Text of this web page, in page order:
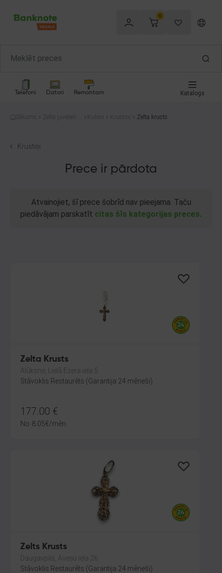
0
Telefoni Datori Remontam Katalogs
Sākums
Zelta juvelierizs
Kuloni Krustiņi Zelta krusts
Krustiņi
Prece ir pārdota
Atvainojiet, šī prece šobrīd nav pieejama. Taču
piedāvājam parskatīt citas šīs kategorijas preces.
Zelta Krusts
Alūksne, Lielā Ezera iela 5
Stāvoklis Restaurēts (Garantija 24 mēneši)
177.00 €
No 8.05€/mēn.
Zelts Krusts
Daugavpils, Aveņu iela 26
Stāvoklis Restaurēts (Garantija 24 mēneši)